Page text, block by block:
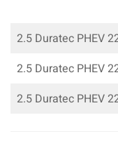
2.5 Duratec PHEV
2.5 Duratec PHEV
2.5 Duratec PHEV